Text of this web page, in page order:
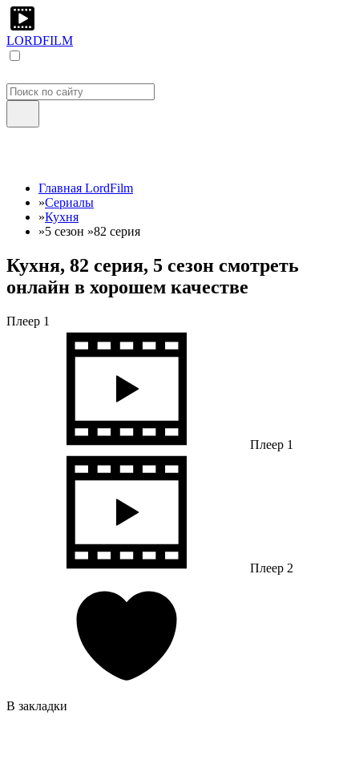
LORDFILM
Главная LordFilm
»Сериалы
»Кухня
»5 сезон »82 серия
Кухня, 82 серия, 5 сезон смотреть
онлайн в хорошем качестве
Плеер 1
Плеер 1
Плеер 2
В закладки